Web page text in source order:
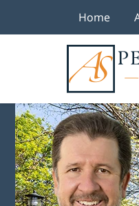
Home